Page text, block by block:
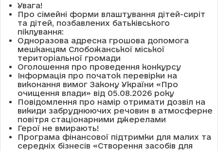
Увага!
Про сімейні форми влаштування дітей-сиріт
та дітей, позбавлених батьківського
піклування:
Одноразова адресна грошова допомога
мешканцям Слобожанської міської
територіальної громади
Оголошення про проведення конкурсу
Інформація про початок перевірки на
виконання вимог Закону України «Про
очищення влади» від 05.08.2026 року
Повідомлення про намір отримати дозвіл на
викиди забруднюючих речовин в атмосферне
повітря стаціонарними джерелами
Герої не вмирають!
Програма фінансової підтримки для малих та
середніх бізнесів «Створення засобів для